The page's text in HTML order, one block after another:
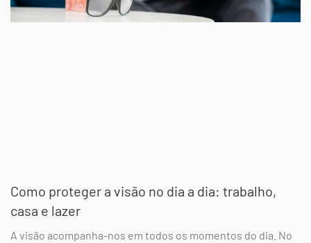
Como proteger a visão no dia a dia: trabalho,
casa e lazer
A visão acompanha-nos em todos os momentos do dia. No